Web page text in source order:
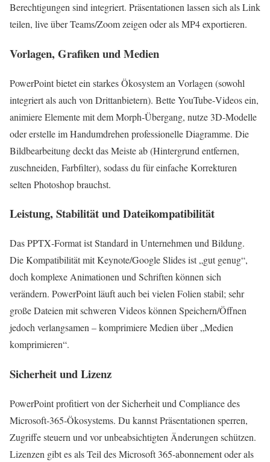
Berechtigungen sind integriert. Präsentationen lassen sich als Link
teilen, live über Teams/Zoom zeigen oder als MP4 exportieren.
Vorlagen, Grafiken und Medien
PowerPoint bietet ein starkes Ökosystem an Vorlagen (sowohl
integriert als auch von Drittanbietern). Bette YouTube‑Videos ein,
animiere Elemente mit dem Morph‑Übergang, nutze 3D‑Modelle
oder erstelle im Handumdrehen professionelle Diagramme. Die
Bildbearbeitung deckt das Meiste ab (Hintergrund entfernen,
zuschneiden, Farbfilter), sodass du für einfache Korrekturen
selten Photoshop brauchst.
Leistung, Stabilität und Dateikompatibilität
Das PPTX‑Format ist Standard in Unternehmen und Bildung.
Die Kompatibilität mit Keynote/Google Slides ist „gut genug“,
doch komplexe Animationen und Schriften können sich
verändern. PowerPoint läuft auch bei vielen Folien stabil; sehr
große Dateien mit schweren Videos können Speichern/Öffnen
jedoch verlangsamen – komprimiere Medien über „Medien
komprimieren“.
Sicherheit und Lizenz
PowerPoint profitiert von der Sicherheit und Compliance des
Microsoft‑365‑Ökosystems. Du kannst Präsentationen sperren,
Zugriffe steuern und vor unbeabsichtigten Änderungen schützen.
Lizenzen gibt es als Teil des Microsoft 365-abonnement oder als